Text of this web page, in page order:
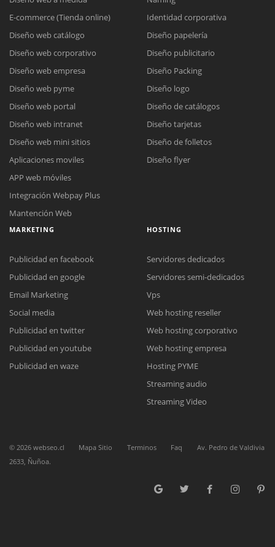
Reunión online
Nuestros ejecutivos le enviarán un correo electrónico con el enlace a
Meet para la reunión online.
Cotización
Complete el formulario y nos contactaremos a la brevedad.
Chat Online
para enviarnos un correo electrónico con sus datos personales.
E-commerce (Tienda online)
Diseño web catálogo
Diseño web corporativo
Diseño web empresa
Diseño web pyme
Diseño web portal
Diseño web intranet
Diseño web mini sitios
Aplicaciones moviles
APP web móviles
Integración Webpay Plus
Mantención Web
Identidad corporativa
Diseño papelería
Diseño publicitario
Diseño Packing
Diseño logo
Diseño de catálogos
Diseño tarjetas
Diseño de folletos
Diseño flyer
MARKETING
Publicidad en facebook
Publicidad en google
Email Marketing
Social media
Publicidad en twitter
Publicidad en youtube
Publicidad en waze
HOSTING
Servidores dedicados
Servidores semi-dedicados
Vps
Web hosting reseller
Web hosting corporativo
Web hosting empresa
Hosting PYME
Streaming audio
Streaming Video
© 2026 webseo.cl Mapa Sitio Terminos Faq
Av. Pedro de Valdivia
2633, Ñuñoa.